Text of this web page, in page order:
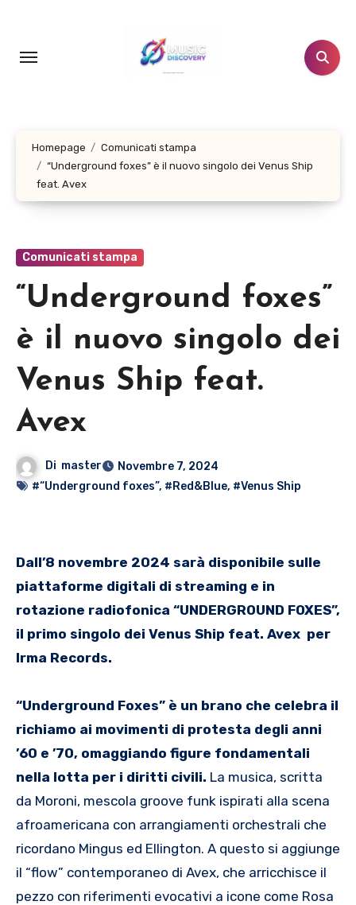
contenuto
Homepage
Comunicati stampa
“Underground foxes” è il nuovo singolo dei Venus Ship
feat. Avex
Comunicati stampa
“Underground foxes”
è il nuovo singolo dei
Venus Ship feat.
Avex
Di master
Novembre 7, 2024
#“Underground foxes”, #Red&Blue, #Venus Ship
Dall’8 novembre 2024 sarà disponibile sulle
piattaforme digitali di streaming e in
rotazione radiofonica “UNDERGROUND FOXES”,
il primo singolo dei Venus Ship feat. Avex per
Irma Records.
“Underground Foxes” è un brano che celebra il
richiamo ai movimenti di protesta degli anni
’60 e ’70, omaggiando figure fondamentali
nella lotta per i diritti civili. La musica, scritta
da Moroni, mescola groove funk ispirati alla scena
afroamericana con arrangiamenti orchestrali che
ricordano Mingus ed Ellington. A questo si aggiunge
il “flow” contemporaneo di Avex, che arricchisce il
pezzo con riferimenti evocativi a icone come Rosa